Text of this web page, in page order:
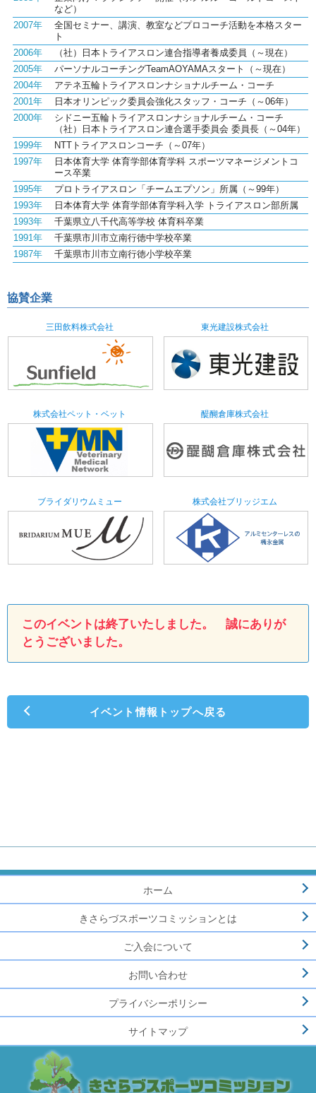
など）
2007年
全国セミナー、講演、教室などプロコーチ活動を本格スター
ト
2006年
（社）日本トライアスロン連合指導者養成委員（～現在）
2005年
パーソナルコーチングTeamAOYAMAスタート（～現在）
2004年
アテネ五輪トライアスロンナショナルチーム・コーチ
2001年
日本オリンピック委員会強化スタッフ・コーチ（～06年）
2000年
シドニー五輪トライアスロンナショナルチーム・コーチ
（社）日本トライアスロン連合選手委員会 委員長（～04年）
1999年
NTTトライアスロンコーチ（～07年）
1997年
日本体育大学 体育学部体育学科 スポーツマネージメントコ
ース卒業
1995年
プロトライアスロン「チームエプソン」所属（～99年）
1993年
日本体育大学 体育学部体育学科入学 トライアスロン部所属
1993年
千葉県立八千代高等学校 体育科卒業
1991年
千葉県市川市立南行徳中学校卒業
1987年
千葉県市川市立南行徳小学校卒業
協賛企業
三田飲料株式会社 東光建設株式会社
株式会社ペット・ベット 醍醐倉庫株式会社
ブライダリウムミュー 株式会社ブリッジエム
このイベントは終了いたしました。 誠にありが
とうございました。
イベント情報トップへ戻る
ホーム
きさらづスポーツコミッションとは
ご入会について
お問い合わせ
プライバシーポリシー
サイトマップ